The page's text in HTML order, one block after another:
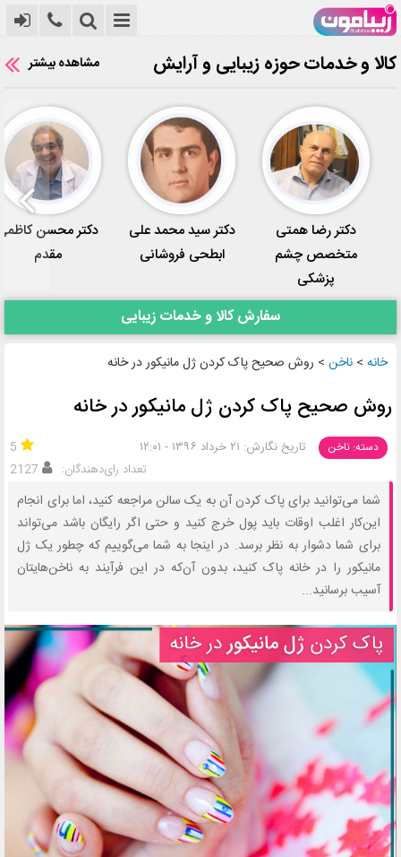
کالا و خدمات حوزه زیبایی و آرایش مشاهده بیشتر
دکتر رضا همتی
متخصص چشم
پزشکی
دکتر سید محمد علی
ابطحی فروشانی
دکتر محسن
مقدم
سفارش کالا و خدمات زیبایی
خانه > ناخن > روش صحیح پاک کردن ژل مانیکور در خانه
روش صحیح پاک کردن ژل مانیکور در خانه
دسته: ناخن تاریخ نگارش: ۲۱ خرداد ۱۳۹۶ - ۱۲:۰۱
5
تعداد رای‌دهندگان:
2127
شما می‌توانید برای پاک کردن آن به یک سالن مراجعه کنید، اما برای انجام
این‌کار اغلب اوقات باید پول خرج کنید و حتی اگر رایگان باشد می‌تواند
برای شما دشوار به نظر برسد. در اینجا به شما می‌گوییم که چطور یک ژل
مانیکور را در خانه پاک کنید، بدون آن‌که در این فرآیند به ناخن‌هایتان
آسیب برسانید...